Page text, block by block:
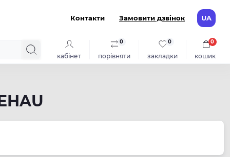
Контакти Замовити дзвінок UA
кабінет порівняти
0
закладки
0
кошик
0